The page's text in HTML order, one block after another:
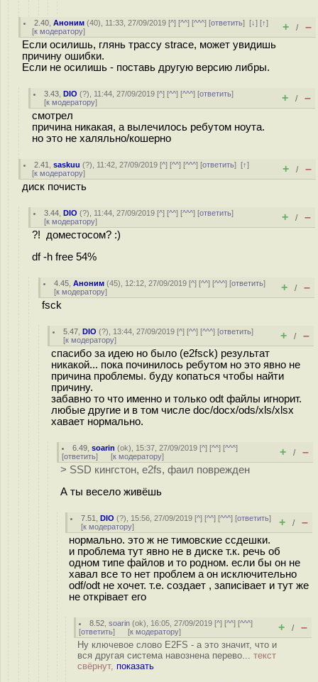
2.40 ,Аноним (40), 11:33, 27/09/2019 [^] [^^] [^^^] [ответить][↓] [↑]
[к модератору] + / –
Если осилишь, глянь трассу strace, может увидишь
причину ошибки.
Если не осилишь - поставь другую версию либры.
3.43 ,DIO (?), 11:44, 27/09/2019 [^] [^^] [^^^] [ответить]
[к модератору] + / –
смотрел
причина никакая, а вылечилось ребутом ноута.
но это не халяльно/кошерно
2.41 ,saskuu (?), 11:42, 27/09/2019 [^] [^^] [^^^] [ответить][↑]
[к модератору] + / –
диск почисть
3.44 ,DIO (?), 11:44, 27/09/2019 [^] [^^] [^^^] [ответить]
[к модератору] + / –
?! доместосом? :)
df -h free 54%
4.45 ,Аноним (45), 12:12, 27/09/2019 [^] [^^] [^^^] [ответить]
[к модератору] + / –
fsck
5.47 ,DIO (?), 13:44, 27/09/2019 [^] [^^] [^^^] [ответить]
[к модератору] + / –
спасибо за идею но было (e2fsck) результат
никакой... пока починилось ребутом но это явно не
причина проблемы. буду копаться чтобы найти
причину.
забавно то что именно и только odt файлы игнорит.
любые другие и в том числе doc/docx/ods/xls/xlsx
хавает нормально.
6.49 ,soarin (ok), 15:37, 27/09/2019 [^] [^^] [^^^]
[ответить] [к модератору] + / –
> SSD кингстон, e2fs, фаил поврежден
А ты весело живёшь
7.51 ,DIO (?), 15:56, 27/09/2019 [^] [^^] [^^^] [ответить]
[к модератору] + / –
нормально. это ж не тимовские ссдешки.
и проблема тут явно не в диске т.к. речь об
одном типе файлов и то родном. если бы он не
хавал все то нет проблем а он исключительно
odf/odt не хочет. т.е. создает , записівает и тут же
не открівает его
8.52 ,soarin (ok), 16:05, 27/09/2019 [^] [^^] [^^^]
[ответить] [к модератору] + / –
Ну ключевое слово E2FS - а это значит, что и
вся другая система навознена перево... текст
свёрнут, показать